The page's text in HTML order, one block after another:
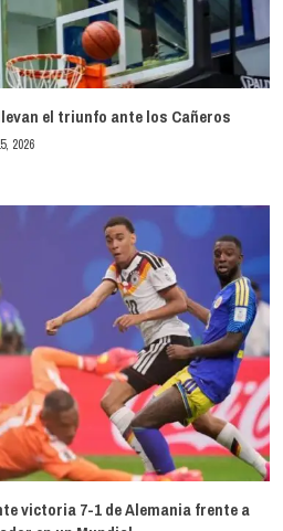
el triunfo ante los Cañeros
2026
victoria 7-1 de Alemania frente a